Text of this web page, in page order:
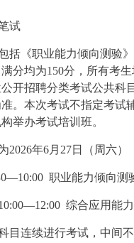
试
括《职业能力倾向测验
分均为150分，所有考
开招聘分类考试公共科
准。本次考试不指定考试
举办考试培训班。
2026年6月27日（周六）
职业能力倾向测
综合应用能力
目连续进行考试，中间